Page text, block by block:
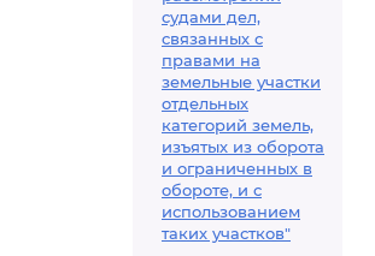
судами дел,
связанных с
правами на
земельные участки
отдельных
категорий земель,
изъятых из оборота
и ограниченных в
обороте, и с
использованием
таких участков"